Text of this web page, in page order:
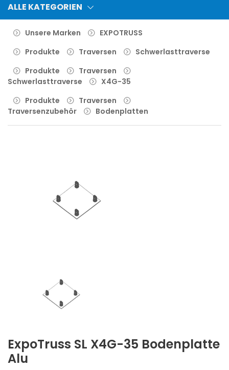
ALLE KATEGORIEN
Unsere Marken
EXPOTRUSS
Produkte
Traversen
Schwerlasttraverse
Produkte
Traversen
Schwerlasttraverse
X4G-35
Produkte
Traversen
Traversenzubehör
Bodenplatten
ExpoTruss SL X4G-35 Bodenplatte
Alu